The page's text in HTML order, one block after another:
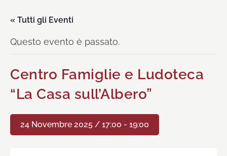
« Tutti gli Eventi
Questo evento è passato.
Centro Famiglie e Ludoteca
“La Casa sull’Albero”
24 Novembre 2025 / 17:00 - 19:00